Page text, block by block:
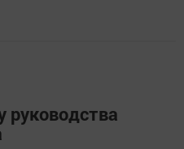
руководства